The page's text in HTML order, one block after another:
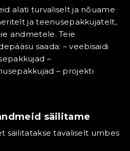
alati turvaliselt ja nõuame
ja teenusepakkujatelt,
andmetele. Teie
saada: – veebisaidi
–
– projekti
säilitame
säilitatakse tavaliselt umbes